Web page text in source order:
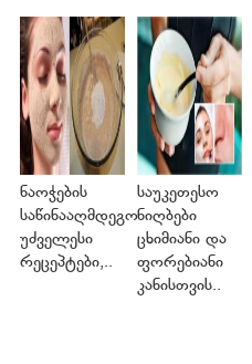
ნაოჭების
საწინააღმდეგო
უძველესი
რეცეპტები,..
საუკეთესო
ნიღბები
ცხიმიანი და
ფორებიანი
კანისთვის..